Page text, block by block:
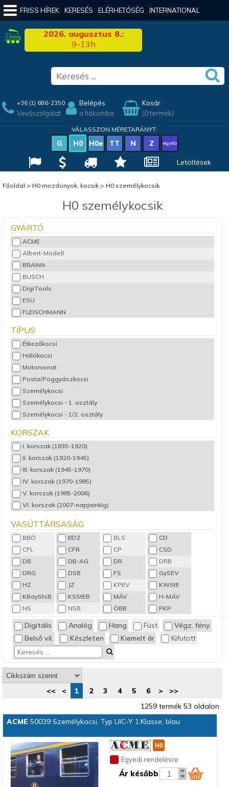
FRISS HÍREK KERESÉS ELÉRHETŐSÉG INTERNATIONAL
2026. augusztus 8.:
9-13h
+36 (1) 686-2350
Vevőszolgálat
Belépés
a fiókomba
Kosár
(0 termék)
VÁLASSZON MÉRETARÁNYT:
G H0 H0e TT N Z egyéb
Letöltések
Főoldal > H0 mozdonyok, kocsik> H0 személykocsik
H0 személykocsik
GYÁRTÓ
ACME
Albert-Modell
BRAWA
BUSCH
DigiTools
ESU
FLEISCHMANN
HERIS
HOBBYTRAIN
JÄGERNDORFER
Jouef
LILIPUT
LS Models
Märklin
MTB
NMJ
PIKO
TÍPUS
Étkezőkocsi
Hálókocsi
Motorvonat
Posta/Poggyászkocsi
Személykocsi
Személykocsi - 1. osztály
Személykocsi - 1/2. osztály
Személykocsi - 3,4 osztály
Szerelvény készlet
Teherkocsi
Vezérlőkocsi
KORSZAK
I. korszak (1835-1920)
II. korszak (1920-1945)
III. korszak (1945-1970)
IV. korszak (1970-1985)
V. korszak (1985-2006)
VI. korszak (2007-napjainkig)
VASÚTTÁRSASÁG
BBÖ BDZ BLS
CD
CFL
CFR CP
CSD
DB
DB-AG DR
DRB
DRG
DSB FS
GySEV
HZ
JZ KPEV
KWStE
KBayStsB
KSStEB MÁV
H-MÁV
NS
NSB ÖBB
PKP
Privat
RENFE RZD
SBB
SJ
SNCF
SZ
SZD
UZ ZS
ZSR
ZSSK
Digitális Analóg Hang Füst
Végz. fény
Belső vil.
Készleten Kiemelt ár Kifutott
<< < 1 2 3 4 5 6 >
>>
1259 termék 53 oldalon
ACME 50039 Személykocsi, Typ UIC-Y 1.Klasse, blau
Egyedi rendelésre
Ár később